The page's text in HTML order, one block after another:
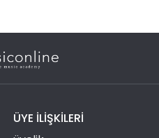
ÜYE ILIŞKILERI